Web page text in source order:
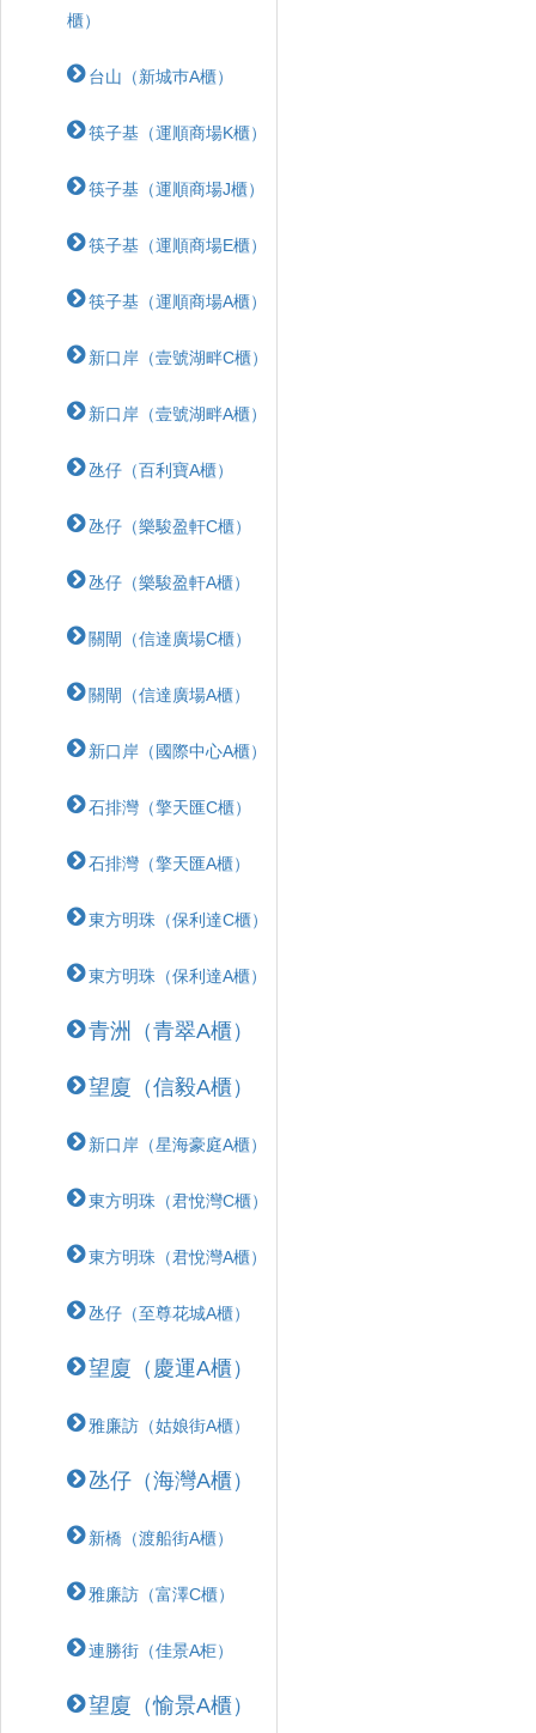
櫃）
台山（新城巿A櫃）
筷子基（運順商場K櫃）
筷子基（運順商場J櫃）
筷子基（運順商場E櫃）
筷子基（運順商場A櫃）
新口岸（壹號湖畔C櫃）
新口岸（壹號湖畔A櫃）
氹仔（百利寶A櫃）
氹仔（樂駿盈軒C櫃）
氹仔（樂駿盈軒A櫃）
關閘（信達廣場C櫃）
關閘（信達廣場A櫃）
新口岸（國際中心A櫃）
石排灣（擎天匯C櫃）
石排灣（擎天匯A櫃）
東方明珠（保利達C櫃）
東方明珠（保利達A櫃）
青洲（青翠A櫃）
望廈（信毅A櫃）
新口岸（星海豪庭A櫃）
東方明珠（君悅灣C櫃）
東方明珠（君悅灣A櫃）
氹仔（至尊花城A櫃）
望廈（慶運A櫃）
雅廉訪（姑娘街A櫃）
氹仔（海灣A櫃）
新橋（渡船街A櫃）
雅廉訪（富澤C櫃）
連勝街（佳景A柜）
望廈（愉景A櫃）